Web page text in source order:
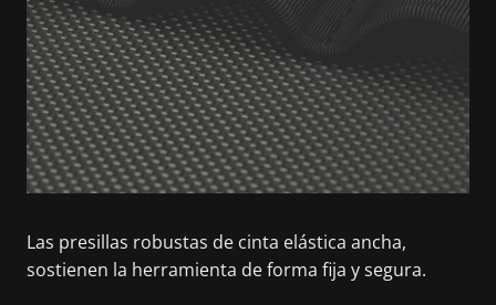
Las presillas robustas de cinta elástica ancha,
sostienen la herramienta de forma fija y segura.